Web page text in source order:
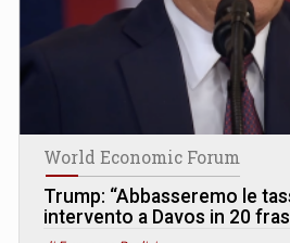
World Economic Forum
Trump: “Abbasseremo le
intervento a Davos in 20